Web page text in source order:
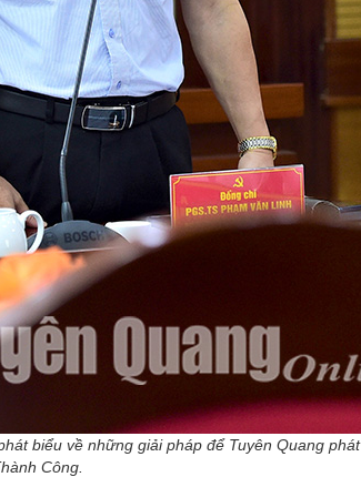
biểu về những giải pháp để Tuyên Quang phát
Công.